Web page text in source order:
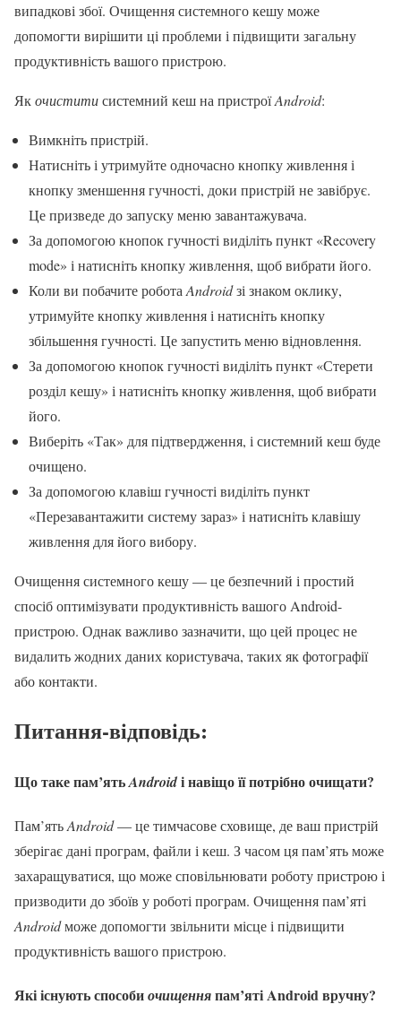
випадкові збої. Очищення системного кешу може
допомогти вирішити ці проблеми і підвищити загальну
продуктивність вашого пристрою.
Якочиститисистемний кеш на пристроїAndroid:
Вимкніть пристрій.
Натисніть і утримуйте одночасно кнопку живлення і
кнопку зменшення гучності, доки пристрій не завібрує.
Це призведе до запуску меню завантажувача.
За допомогою кнопок гучності виділіть пункт «Recovery
mode» і натисніть кнопку живлення, щоб вибрати його.
Коли ви побачите роботаAndroidзі знаком оклику,
утримуйте кнопку живлення і натисніть кнопку
збільшення гучності. Це запустить меню відновлення.
За допомогою кнопок гучності виділіть пункт «Стерети
розділ кешу» і натисніть кнопку живлення, щоб вибрати
його.
Виберіть «Так» для підтвердження, і системний кеш буде
очищено.
За допомогою клавіш гучності виділіть пункт
«Перезавантажити систему зараз» і натисніть клавішу
живлення для його вибору.
Очищення системного кешу — це безпечний і простий
спосіб оптимізувати продуктивність вашого Android-
пристрою. Однак важливо зазначити, що цей процес не
видалить жодних даних користувача, таких як фотографії
або контакти.
Питання-відповідь:
Що таке пам’ятьAndroidі навіщо її потрібно очищати?
Пам’ятьAndroid— це тимчасове сховище, де ваш пристрій
зберігає дані програм, файли і кеш. З часом ця пам’ять може
захаращуватися, що може сповільнювати роботу пристрою і
призводити до збоїв у роботі програм. Очищення пам’яті
Androidможе допомогти звільнити місце і підвищити
продуктивність вашого пристрою.
Які існують способиочищенняпам’яті Android вручну?